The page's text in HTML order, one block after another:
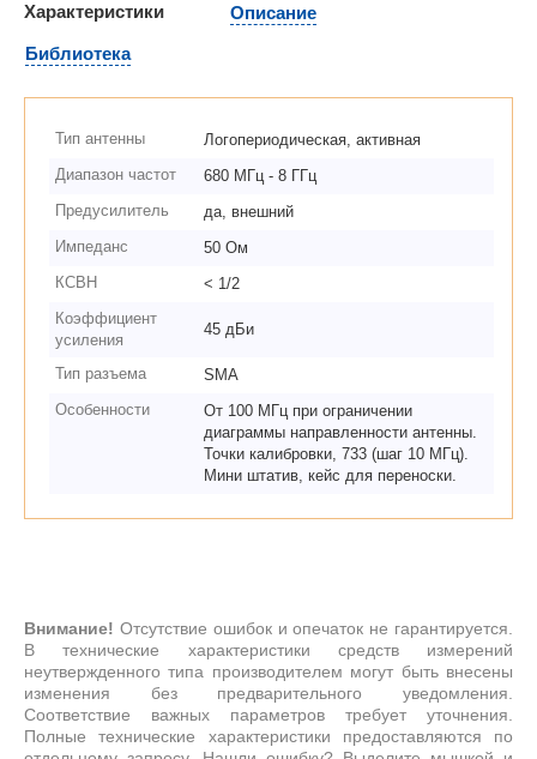
Характеристики
Описание
Библиотека
Тип антенны
Логопериодическая, активная
Диапазон частот
680 МГц - 8 ГГц
Предусилитель
да, внешний
Импеданс
50 Ом
КСВН
< 1/2
Коэффициент
усиления
45 дБи
Тип разъема
SMA
Особенности
От 100 МГц при ограничении
диаграммы направленности антенны.
Точки калибровки, 733 (шаг 10 МГц).
Мини штатив, кейс для переноски.
Внимание! Отсутствие ошибок и опечаток не гарантируется.
В технические характеристики средств измерений
неутвержденного типа производителем могут быть внесены
изменения без предварительного уведомления.
Соответствие важных параметров требует уточнения.
Полные технические характеристики предоставляются по